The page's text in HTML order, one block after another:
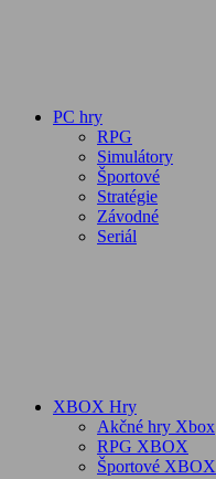
PC hry
RPG
Simulátory
Športové
Stratégie
Závodné
Seriál
XBOX Hry
Akčné hry Xbox
RPG XBOX
Športové XBOX